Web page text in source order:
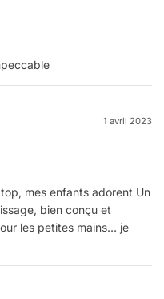
1 avril 2023
mes enfants adorent Un
bien conçu et
les petites mains… je